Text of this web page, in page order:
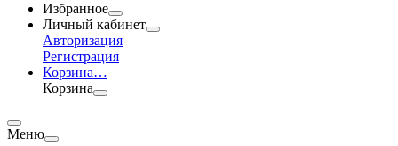
Избранное
Личный кабинет
Авторизация
Регистрация
Корзина…
Корзина
Меню